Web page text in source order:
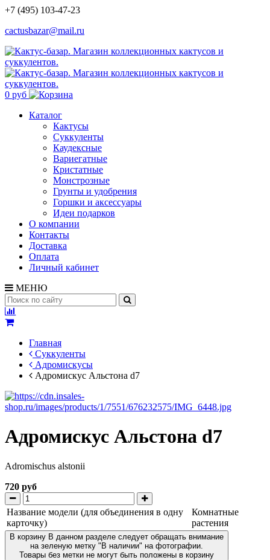
+7 (495) 103-47-23
cactusbazar@mail.ru
0 руб
Каталог
Кактусы
Суккуленты
Каудексные
Вариегатные
Кристатные
Монстрозные
Грунты и удобрения
Горшки и аксессуары
Идеи подарков
О компании
Контакты
Доставка
Оплата
Личный кабинет
МЕНЮ
Главная
Суккуленты
Адромискусы
Адромискус Альстона d7
Адромискус Альстона d7
Adromischus alstonii
720 руб
Название модели (для объединения в одну
карточку)
Комнатные
растения
В корзину В данном разделе следует обращать внимание
на зеленую метку "В наличии" на фотографии.
Товары без метки не могут быть положены в корзину